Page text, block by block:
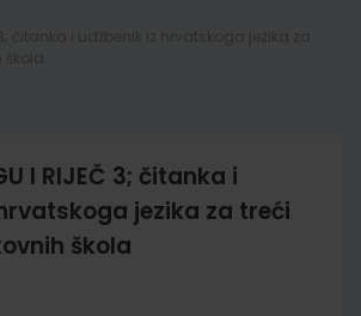
I RIJEČ 3; čitanka i
jezika za treći
škola